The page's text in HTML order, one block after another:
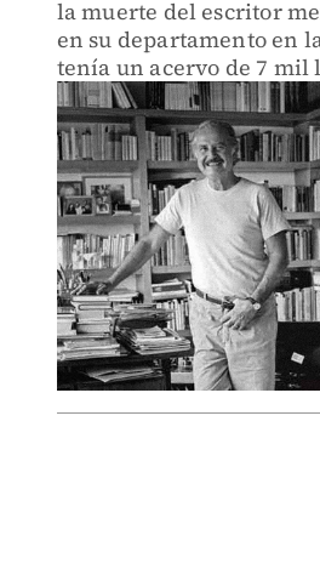
la muerte del escritor
en su departamento en
tenía un acervo de 7 mil
han podido trasladarse
kafkianos trámites